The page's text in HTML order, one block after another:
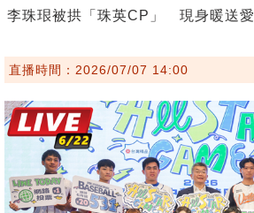
李珠珢被拱「珠英CP」 現身暖送愛
直播時間：2026/07/07 14:00